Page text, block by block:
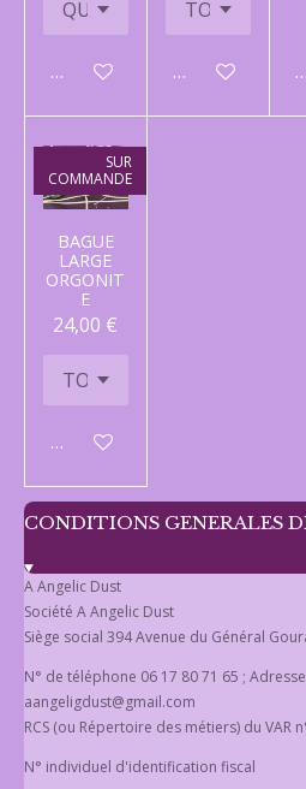
Ajouter au panierAjouter au
SUR
COMMANDE
BAGUE
LARGE
ORGONIT
E
24,00 €
Ajouter au panier
CONDITIONS GENERALES
A Angelic Dust
Société A Angelic Dust
Siège social 394 Avenue du Général
N° de téléphone 06 17 80 71 65 ;
aangeligdust@gmail.com
RCS (ou Répertoire des métiers) du VAR
N° individuel d'identification fiscal